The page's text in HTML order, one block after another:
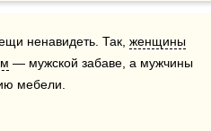
ненавидеть. Так, женщины
— мужской забаве, а мужчины
мебели.